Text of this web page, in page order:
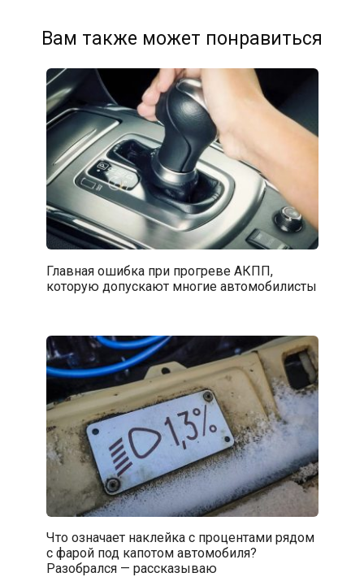
Вам также может понравиться
Главная ошибка при прогреве АКПП,
которую допускают многие автомобилисты
Что означает наклейка с процентами рядом
с фарой под капотом автомобиля?
Разобрался — рассказываю